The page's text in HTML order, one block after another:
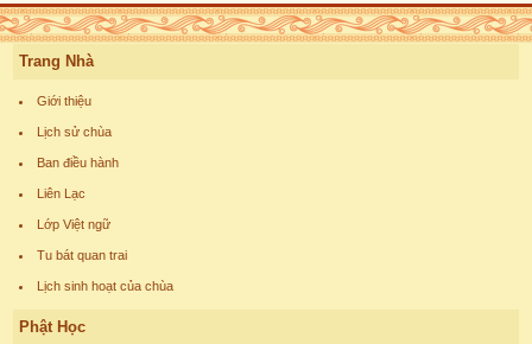
Trang Nhà
Giới thiệu
Lịch sử chùa
Ban điều hành
Liên Lạc
Lớp Việt ngữ
Tu bát quan trai
Lịch sinh hoạt của chùa
Phật Học